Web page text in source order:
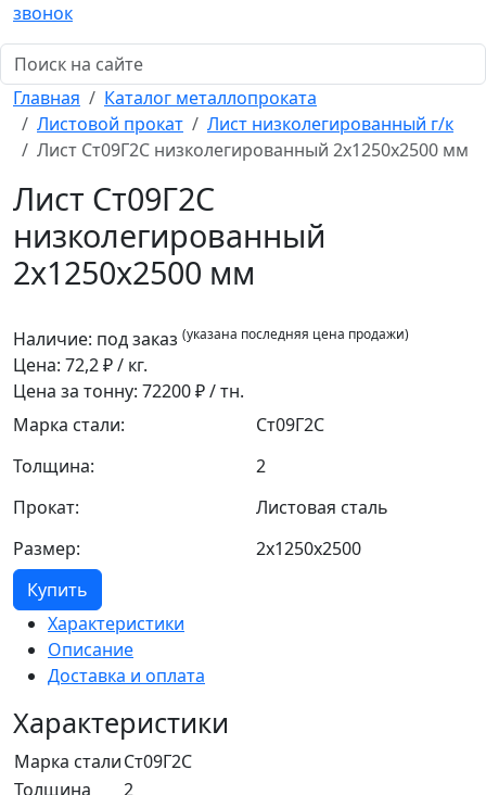
звонок
Главная
Каталог металлопроката
Листовой прокат
Лист низколегированный г/к
Лист Ст09Г2С низколегированный 2x1250x2500 мм
Лист Ст09Г2С
низколегированный
2x1250x2500 мм
Наличие: под заказ (указана последняя цена продажи)
Цена: 72,2₽ / кг.
Цена за тонну: 72200₽ / тн.
Марка стали:
Ст09Г2С
Толщина:
2
Прокат:
Листовая сталь
Размер:
2x1250x2500
Купить
Характеристики
Описание
Доставка и оплата
Характеристики
Марка сталиСт09Г2С
Толщина
2